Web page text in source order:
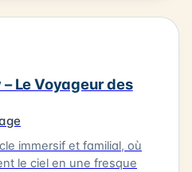
déguster des plats
mer, préparés par des
Le Voyageur des
immersif et familial, où
le ciel en une fresque